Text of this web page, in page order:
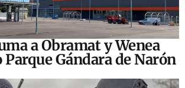
a Obramat y Wenea
Parque Gándara de Narón